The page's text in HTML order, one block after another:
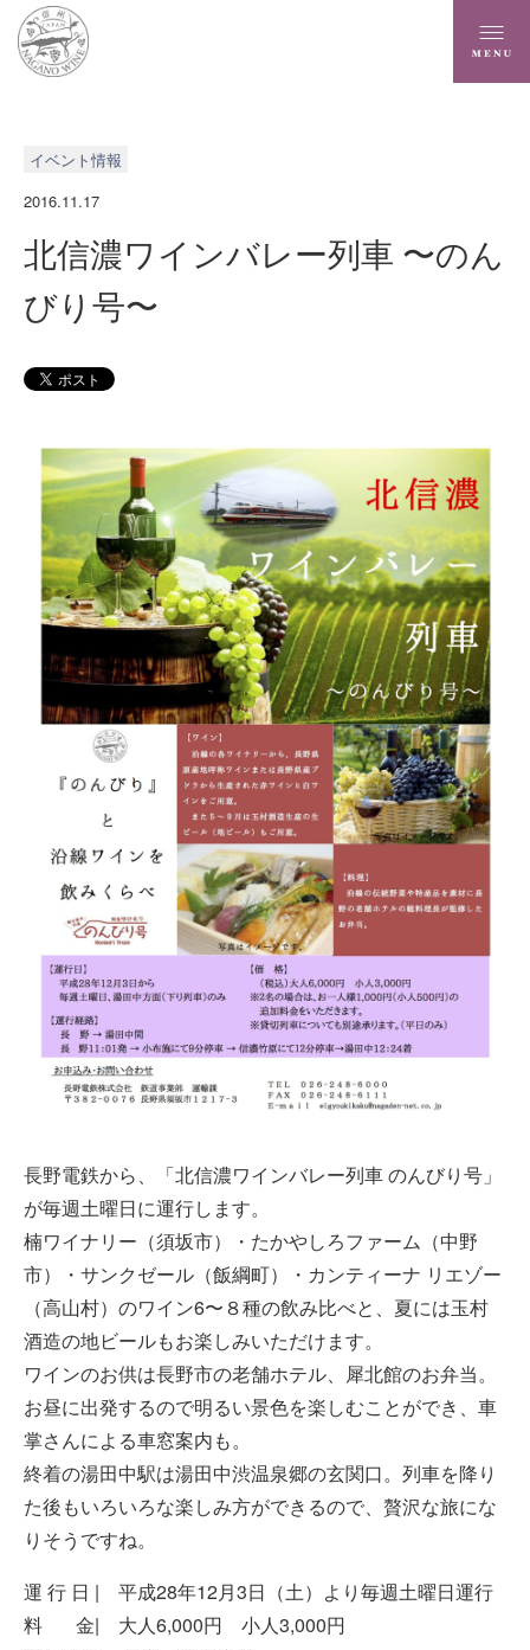
イベント情報
2016.11.17
北信濃ワインバレー列車 〜のん
びり号〜
長野電鉄から、「北信濃ワインバレー列車 のんびり号」
が毎週土曜日に運行します。
楠ワイナリー（須坂市）・たかやしろファーム（中野
市）・サンクゼール（飯綱町）・カンティーナ リエゾー
（高山村）のワイン6〜８種の飲み比べと、夏には玉村
酒造の地ビールもお楽しみいただけます。
ワインのお供は長野市の老舗ホテル、犀北館のお弁当。
お昼に出発するので明るい景色を楽しむことができ、車
掌さんによる車窓案内も。
終着の湯田中駅は湯田中渋温泉郷の玄関口。列車を降り
た後もいろいろな楽しみ方ができるので、贅沢な旅にな
りそうですね。
運 行 日 | 平成28年12月3日（土）より毎週土曜日運行
料 金| 大人6,000円 小人3,000円